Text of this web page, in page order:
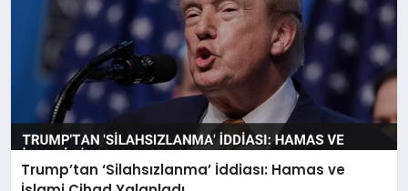
Trump’tan ‘Silahsızlanma’ İddiası: Hamas ve